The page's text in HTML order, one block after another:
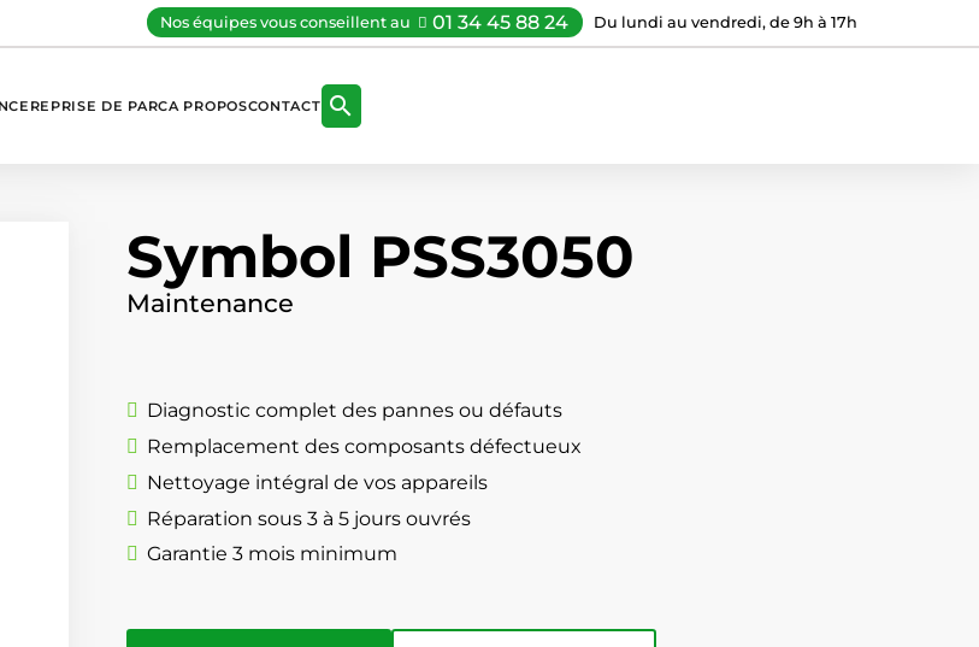
Nos équipes vous conseillent au 01 34 45 88 24 Du lundi au vendredi, de 9h à 17h
REPRISE DE PARCA PROPOSCONTACT 
Symbol PSS3050
Maintenance
Diagnostic complet des pannes ou défauts
Remplacement des composants défectueux
Nettoyage intégral de vos appareils
Réparation sous 3 à 5 jours ouvrés
Garantie 3 mois minimum